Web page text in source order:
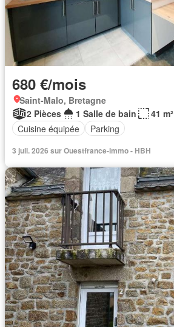
680 €/mois
Saint-Malo, Bretagne
2 Pièces
1 Salle de bain
41 m²
Cuisine équipée
Parking
3 juil. 2026 sur Ouestfrance-immo - HBH